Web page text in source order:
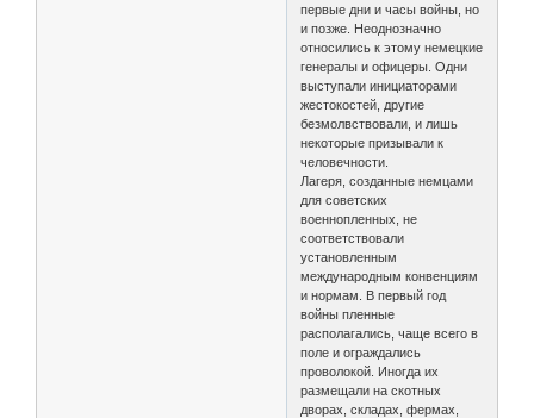
первые дни и часы войны, но
и позже. Неоднозначно
относились к этому немецкие
генералы и офицеры. Одни
выступали инициаторами
жестокостей, другие
безмолвствовали, и лишь
некоторые призывали к
человечности.
Лагеря, созданные немцами
для советских
военнопленных, не
соответствовали
установленным
международным конвенциям
и нормам. В первый год
войны пленные
располагались, чаще всего в
поле и ограждались
проволокой. Иногда их
размещали на скотных
дворах, складах, фермах,